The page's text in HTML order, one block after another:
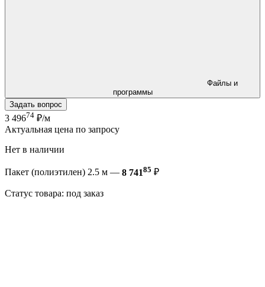
программы
Задать вопрос
3 49674 ₽/м
Актуальная цена по запросу
Нет в наличии
Пакет (полиэтилен) 2.5 м — 8 74185 ₽
Статус товара: под заказ